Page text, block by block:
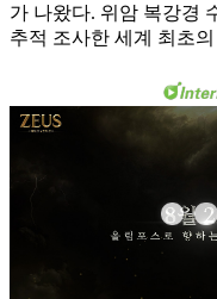
가 나왔다. 위암 복강경
추적 조사한 세계 최초